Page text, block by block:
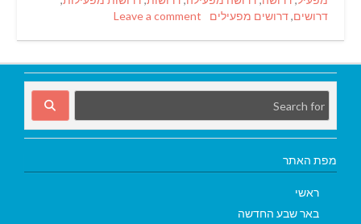
דרושים,דרושים מפעילים Leave a comment
מפת האתר
ראשי
באר שבע החדשה